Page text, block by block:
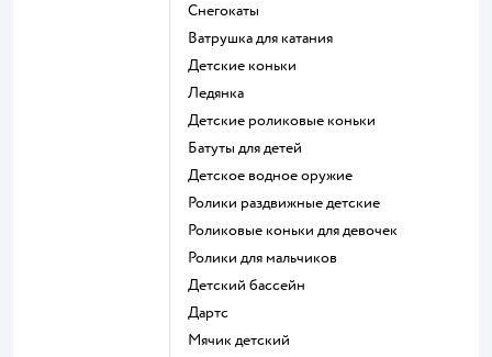
Снегокаты
Ватрушка для катания
Детские коньки
Ледянка
Детские роликовые коньки
Батуты для детей
Детское водное оружие
Ролики раздвижные детские
Роликовые коньки для девочек
Ролики для мальчиков
Детский бассейн
Дартс
Мячик детский